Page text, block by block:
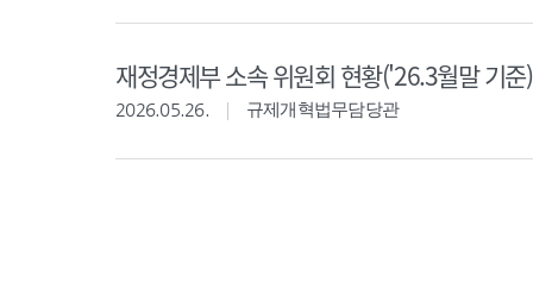
재정경제부 소속 위원회 현황('26.3월말 기준)
2026.05.26. 규제개혁법무담당관